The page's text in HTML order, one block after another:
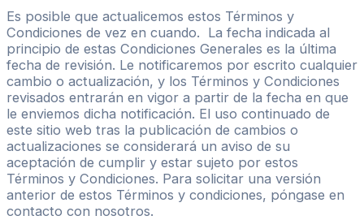
Es posible que actualicemos estos Términos y
Condiciones de vez en cuando. La fecha indicada al
principio de estas Condiciones Generales es la última
fecha de revisión. Le notificaremos por escrito cualquier
cambio o actualización, y los Términos y Condiciones
revisados entrarán en vigor a partir de la fecha en que
le enviemos dicha notificación. El uso continuado de
este sitio web tras la publicación de cambios o
actualizaciones se considerará un aviso de su
aceptación de cumplir y estar sujeto por estos
Términos y Condiciones. Para solicitar una versión
anterior de estos Términos y condiciones, póngase en
contacto con nosotros.